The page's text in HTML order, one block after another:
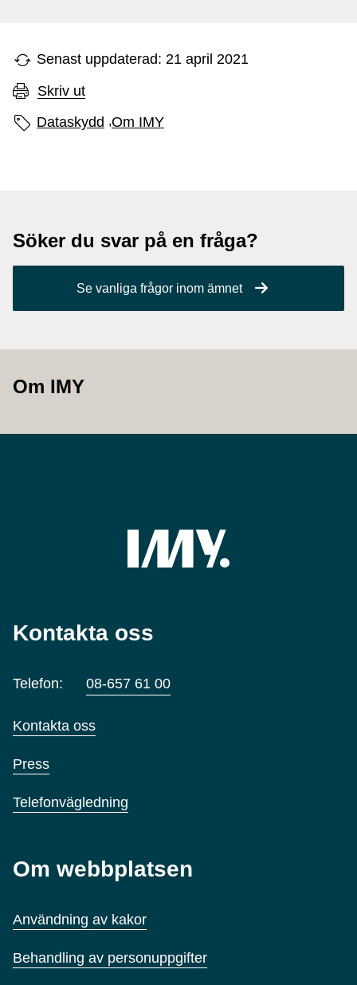
Senast uppdaterad: 21 april 2021
Skriv ut
Sidans etiketter
Dataskydd ,Om IMY
Söker du svar på en fråga?
Se vanliga frågor inom ämnet
Om IMY
Kontakta oss
Telefon: 08-657 61 00
Kontakta oss
Press
Telefonvägledning
Om webbplatsen
Användning av kakor
Behandling av personuppgifter